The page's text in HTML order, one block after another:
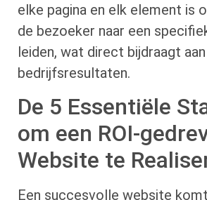
elke pagina en elk element is
de bezoeker naar een
leiden, wat direct bijdraagt
bedrijfsresultaten.
De 5 Essentiële
om een ROI-
Website te
Een succesvolle website